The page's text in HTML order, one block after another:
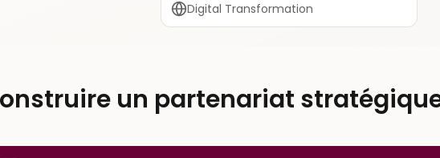
Digital Transformation
un partenariat